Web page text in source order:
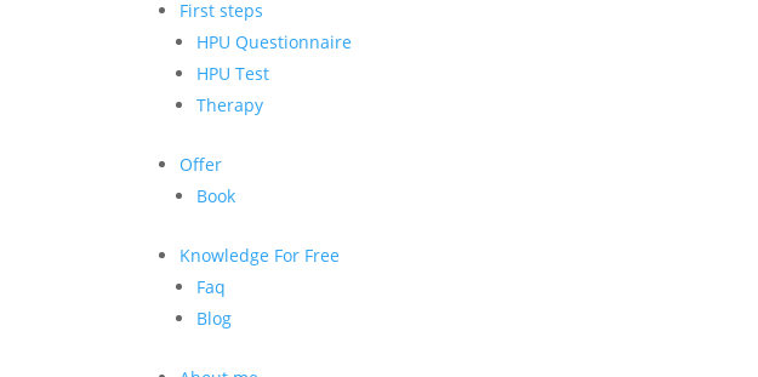
First steps
HPU Questionnaire
HPU Test
Therapy
Offer
Book
Knowledge For Free
Faq
Blog